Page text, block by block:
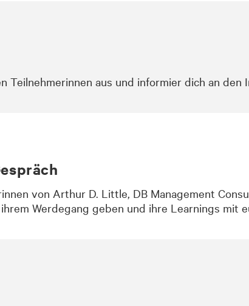
Teilnehmerinnen aus und informier dich an
von Arthur D. Little, DB Management
Werdegang geben und ihre Learnings mit